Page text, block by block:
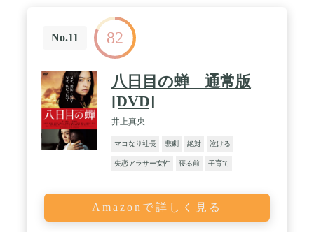
No.11 82
八日目の蝉 通常版
[DVD]
井上真央
マコなり社長 悲劇 絶対 泣ける
失恋アラサー女性 寝る前 子育て
Amazonで詳しく見る